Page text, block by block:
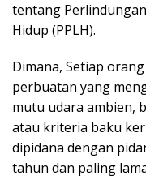
tentang
Hidup (PPLH).
Dimana, Setiap
perbuatan yang
mutu udara ambien,
atau kriteria baku
dipidana dengan
tahun dan paling